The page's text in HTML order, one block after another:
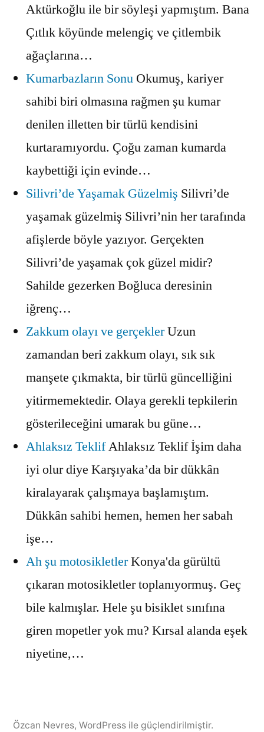
Aktürkoğlu ile bir söyleşi yapmıştım. Bana
Çıtlık köyünde melengiç ve çitlembik
ağaçlarına…
Kumarbazların Sonu Okumuş, kariyer
sahibi biri olmasına rağmen şu kumar
denilen illetten bir türlü kendisini
kurtaramıyordu. Çoğu zaman kumarda
kaybettiği için evinde…
Silivri’de Yaşamak Güzelmiş Silivri’de
yaşamak güzelmiş Silivri’nin her tarafında
afişlerde böyle yazıyor. Gerçekten
Silivri’de yaşamak çok güzel midir?
Sahilde gezerken Boğluca deresinin
iğrenç…
Zakkum olayı ve gerçeklerUzun
zamandan beri zakkum olayı, sık sık
manşete çıkmakta, bir türlü güncelliğini
yitirmemektedir. Olaya gerekli tepkilerin
gösterileceğini umarak bu güne…
Ahlaksız TeklifAhlaksız Teklif İşim daha
iyi olur diye Karşıyaka’da bir dükkân
kiralayarak çalışmaya başlamıştım.
Dükkân sahibi hemen, hemen her sabah
işe…
Ah şu motosikletlerKonya'da gürültü
çıkaran motosikletler toplanıyormuş. Geç
bile kalmışlar. Hele şu bisiklet sınıfına
giren mopetler yok mu? Kırsal alanda eşek
niyetine,…
Özcan Nevres, WordPress ile güçlendirilmiştir.